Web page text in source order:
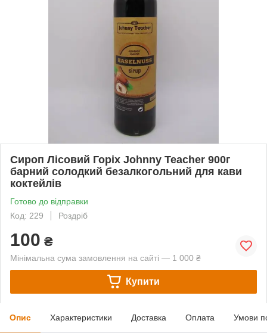
Сироп Лісовий Горіх Johnny Teacher 900г
барний солодкий безалкогольний для кави
коктейлів
Готово до відправки
Код: 229
Роздріб
100 ₴
Мінімальна сума замовлення на сайті — 1 000 ₴
Купити
Опис Характеристики Доставка Оплата Умови